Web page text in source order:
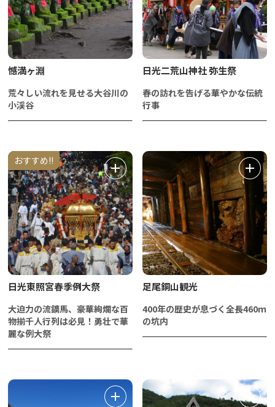
憾満ヶ淵
荒々しい流れを見せる大谷川の
小渓谷
日光二荒山神社 弥生祭
春の訪れを告げる華やかな伝統
行事
おすすめ!!
日光東照宮春季例大祭
大迫力の流鏑馬、豪華絢爛な百
物揃千人行列は必見！勇壮で華
麗な例大祭
足尾銅山観光
400年の歴史が息づく全長460ｍ
の坑内